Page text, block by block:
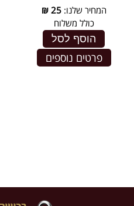
המחיר שלנו:25
₪
כולל משלוח
הוסף לסל
פרטים נוספים